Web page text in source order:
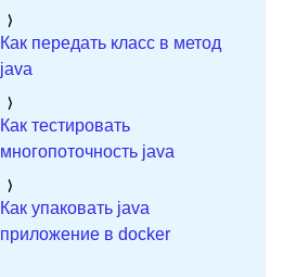
Как передать класс в метод
java
Как тестировать
многопоточность java
Как упаковать java
приложение в docker